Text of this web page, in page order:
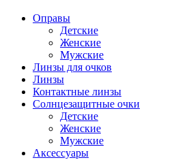
Оправы
Детские
Женские
Мужские
Линзы для очков
Линзы
Контактные линзы
Солнцезащитные очки
Детские
Женские
Мужские
Аксессуары